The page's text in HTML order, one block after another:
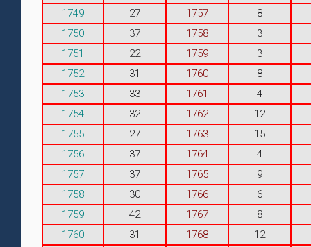
1749
27 1757
8
1750
37 1758
3
1751
22 1759
3
1752
31 1760
8
1753
33 1761
4
1754
32 1762
12
1755
27 1763
15
1756
37 1764
4
1757
37 1765
9
1758
30 1766
6
1759
42 1767
8
1760
31 1768
12